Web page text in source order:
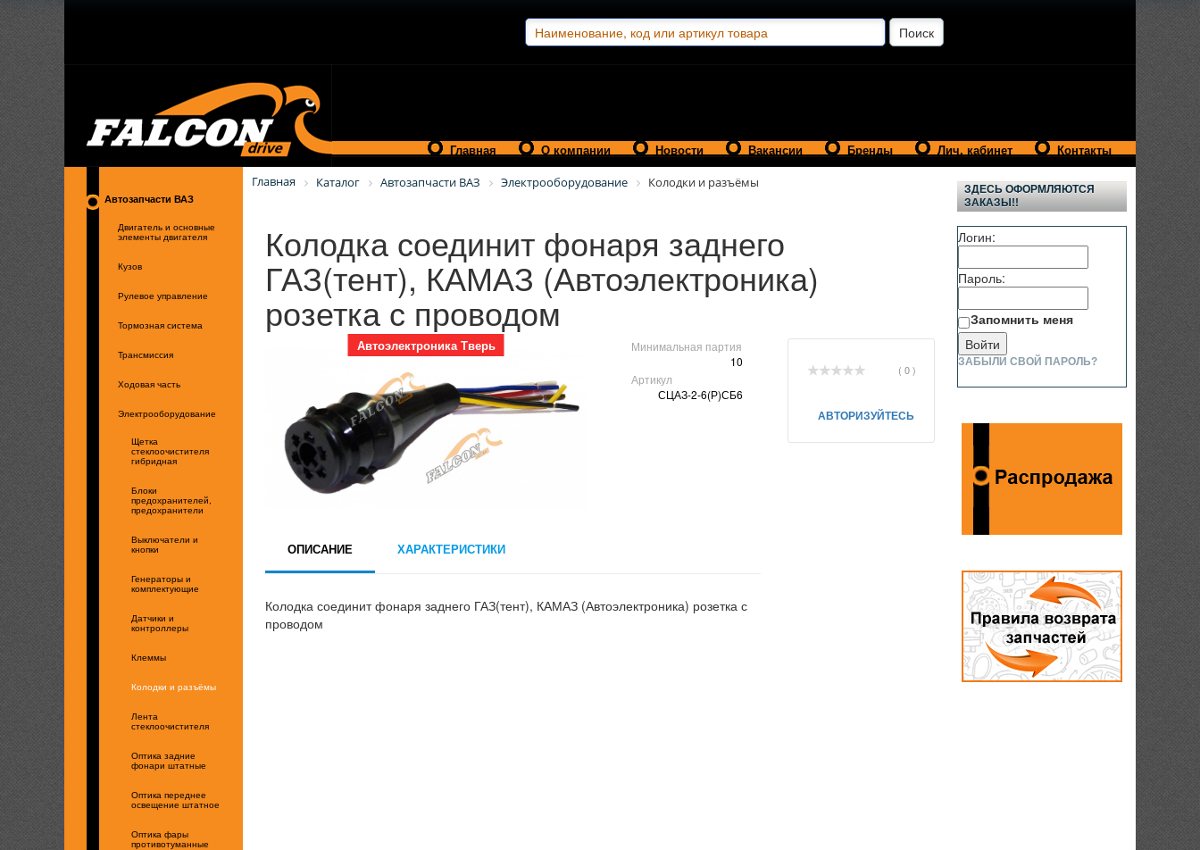
Главная О компании Новости Вакансии Бренды Лич. кабинет Контакты
Автозапчасти ВАЗ
Двигатель и основные
элементы двигателя
Кузов
Рулевое управление
Тормозная система
Трансмиссия
Ходовая часть
Электрооборудование
Щетка
стеклоочистителя
гибридная
Блоки
предохранителей,
предохранители
Выключатели и
кнопки
Генераторы и
комплектующие
Датчики и
контроллеры
Клеммы
Колодки и разъёмы
Лента
стеклоочистителя
Оптика задние
фонари штатные
Оптика переднее
освещение штатное
Оптика фары
противотуманные
Главная Каталог Автозапчасти ВАЗ Электрооборудование Колодки и разъёмы
Колодка соединит фонаря заднего
ГАЗ(тент), КАМАЗ (Автоэлектроника)
розетка с проводом
Автоэлектроника Тверь
Минимальная партия
10
Артикул
СЦАЗ-2-6(Р)СБ6
( 0 )
АВТОРИЗУЙТЕСЬ
ОПИСАНИЕ ХАРАКТЕРИСТИКИ
Колодка соединит фонаря заднего ГАЗ(тент), КАМАЗ (Автоэлектроника) розетка с
проводом
ЗДЕСЬ ОФОРМЛЯЮТСЯ
ЗАКАЗЫ!!
Логин:
Пароль:
Запомнить меня
ЗАБЫЛИ СВОЙ ПАРОЛЬ?